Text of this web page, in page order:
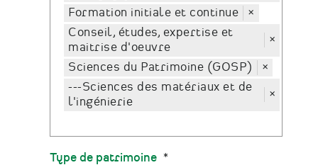
Formation initiale et continue
×
Conseil, études, expertise et
maitrise d'oeuvre
×
Sciences du Patrimoine (GOSP)
×
---Sciences des matériaux et de
l'ingénierie
×
Type de patrimoine